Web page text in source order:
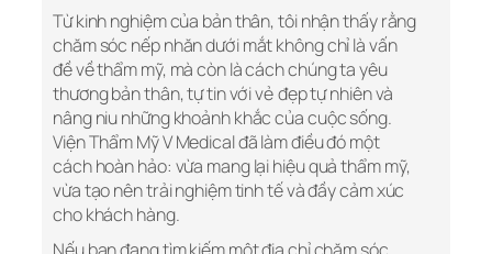
Từ kinh nghiệm của bản thân, tôi nhận thấy rằng
chăm sóc nếp nhăn dưới mắt không chỉ là vấn
đề về thẩm mỹ, mà còn là cách chúng ta yêu
thương bản thân, tự tin với vẻ đẹp tự nhiên và
nâng niu những khoảnh khắc của cuộc sống.
Viện Thẩm Mỹ V Medical đã làm điều đó một
cách hoàn hảo: vừa mang lại hiệu quả thẩm mỹ,
vừa tạo nên trải nghiệm tinh tế và đầy cảm xúc
cho khách hàng.